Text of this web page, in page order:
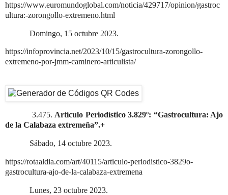
https://www.euromundoglobal.com/noticia/429717/opinion/gastroc
ultura:-zorongollo-extremeno.html
Domingo, 15 octubre 2023.
https://infoprovincia.net/2023/10/15/gastrocultura-zorongollo-
extremeno-por-jmm-caminero-articulista/
3.475. Artículo Periodístico 3.829º: “Gastrocultura: Ajo
de la Calabaza extremeña”.+
Sábado, 14 octubre 2023.
https://rotaaldia.com/art/40115/articulo-periodistico-3829o-
gastrocultura-ajo-de-la-calabaza-extremena
Lunes, 23 octubre 2023.